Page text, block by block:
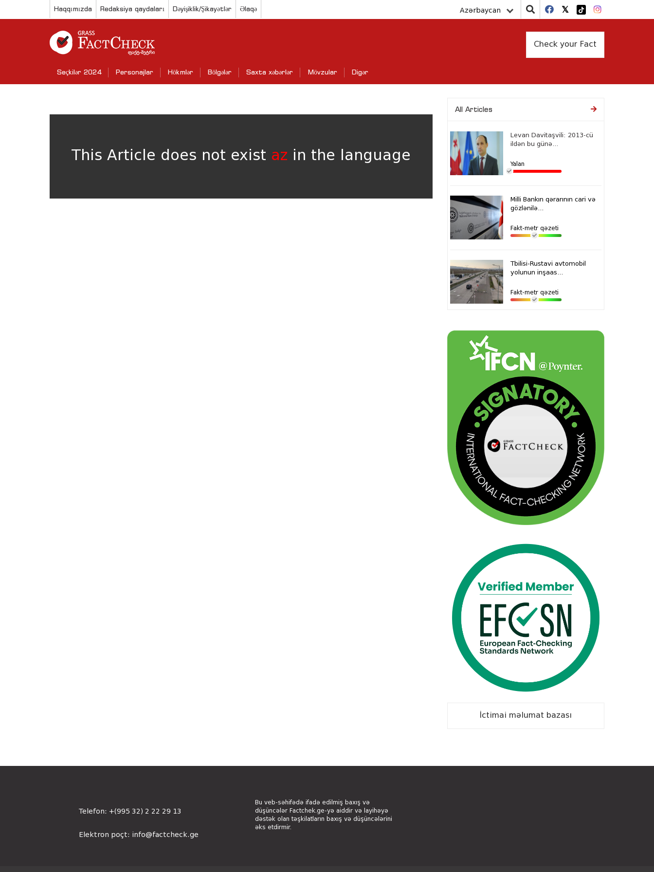
Haqqımızda Redaksiya qaydaları Dəyişiklik/Şikayətlər Əlaqə Azərbaycan
Check your Fact
Seçkilər 2024 Personajlar Hökmlər Bölgələr Saxta xəbərlər Mövzular Digər
This Article does not exist az in the language
All Articles
Levan Davitaşvili: 2013-cü
ildən bu günə...
Yalan
Milli Bankın qərarının cari və
gözlənilə...
Fakt-metr qəzeti
Tbilisi-Rustavi avtomobil
yolunun inşaas...
Fakt-metr qəzeti
İctimai məlumat bazası
Telefon: +(995 32) 2 22 29 13
Elektron poçt: info@factcheck.ge
Bu veb-səhifədə ifadə edilmiş baxış və
düşüncələr Factchek.ge-yə aiddir və layihəyə
dəstək olan təşkilatların baxış və düşüncələrini
əks etdirmir.